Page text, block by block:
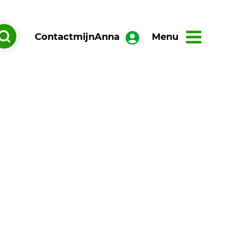
ContactmijnAnna Menu